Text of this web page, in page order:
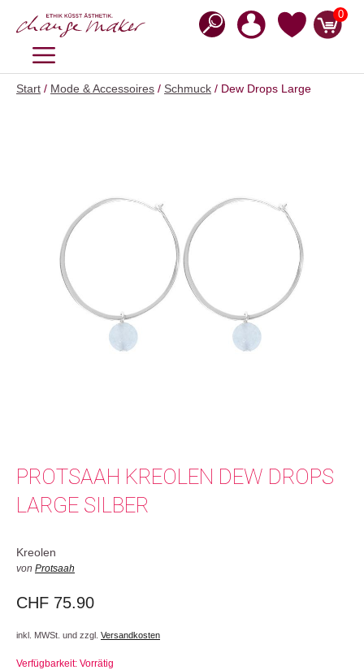
Inhalt
0
MENÜ
Start / Mode & Accessoires / Schmuck / Dew Drops Large
PROTSAAH KREOLEN DEW DROPS
LARGE SILBER
Kreolen
von Protsaah
CHF 75.90
inkl. MWSt. und zzgl. Versandkosten
Verfügbarkeit: Vorrätig